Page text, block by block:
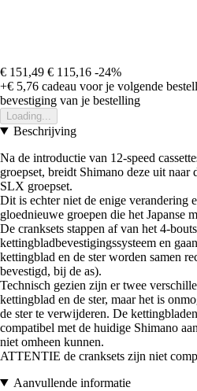
€ 151,49 € 115,16 -24%
+€ 5,76 cadeau voor je volgende
bevestiging van je bestelling
Loading...
Beschrijving
Na de introductie van 12-speed
groepset, breidt Shimano deze uit
SLX groepset.
Dit is echter niet de enige verandering
gloednieuwe groepen die het Japanse
De cranksets stappen af van het 4-bouts
kettingbladbevestigingssysteem en
kettingblad en de ster worden samen
bevestigd, bij de as).
Technisch gezien zijn er twee
kettingblad en de ster, maar het is
de ster te verwijderen. De
compatibel met de huidige Shimano
niet omheen kunnen.
ATTENTIE de cranksets zijn niet
Aanvullende informatie